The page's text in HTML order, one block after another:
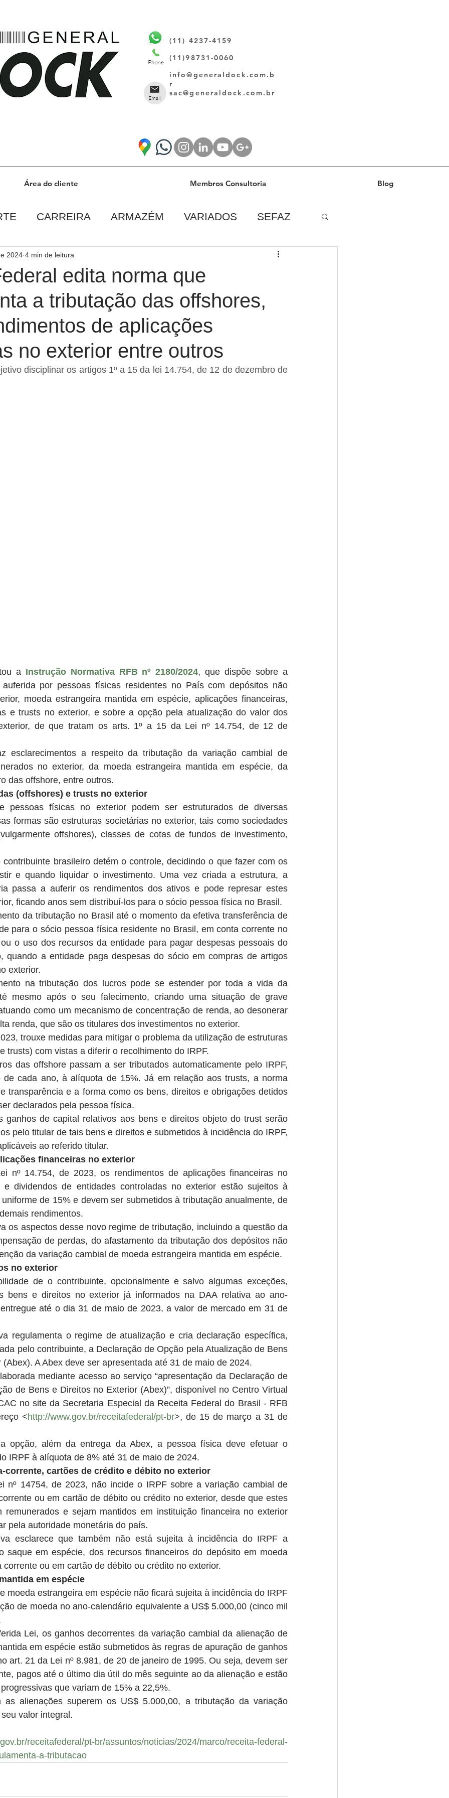
(11) 4237-4159
(11)98731-0060
info@generaldock.com.b
r
sac@generaldock.com.br
Área do cliente Membros Consultoria Blog
CARREIRA ARMAZÉM VARIADOS SEFAZ
edita norma que
a tributação das offshores,
de aplicações
no exterior entre outros
2024 4 min de leitura
disciplinar os artigos 1º a 15 da lei 14.754, de 12 de dezembro de
a Instrução Normativa RFB nº 2180/2024, que dispõe sobre a
por pessoas físicas residentes no País com depósitos não
moeda estrangeira mantida em espécie, aplicações financeiras,
e trusts no exterior, e sobre a opção pela atualização do valor dos
de que tratam os arts. 1º a 15 da Lei nº 14.754, de 12 de
esclarecimentos a respeito da tributação da variação cambial de
no exterior, da moeda estrangeira mantida em espécie, da
das offshore, entre outros.
(offshores) e trusts no exterior
pessoas físicas no exterior podem ser estruturados de diversas
formas são estruturas societárias no exterior, tais como sociedades
offshores), classes de cotas de fundos de investimento,
contribuinte brasileiro detém o controle, decidindo o que fazer com os
e quando liquidar o investimento. Uma vez criada a estrutura, a
passa a auferir os rendimentos dos ativos e pode represar estes
ficando anos sem distribuí-los para o sócio pessoa física no Brasil.
da tributação no Brasil até o momento da efetiva transferência de
para o sócio pessoa física residente no Brasil, em conta corrente no
o uso dos recursos da entidade para pagar despesas pessoais do
quando a entidade paga despesas do sócio em compras de artigos
exterior.
na tributação dos lucros pode se estender por toda a vida da
mesmo após o seu falecimento, criando uma situação de grave
como um mecanismo de concentração de renda, ao desonerar
renda, que são os titulares dos investimentos no exterior.
trouxe medidas para mitigar o problema da utilização de estruturas
trusts) com vistas a diferir o recolhimento do IRPF.
das offshore passam a ser tributados automaticamente pelo IRPF,
de cada ano, à alíquota de 15%. Já em relação aos trusts, a norma
transparência e a forma como os bens, direitos e obrigações detidos
declarados pela pessoa física.
ganhos de capital relativos aos bens e direitos objeto do trust serão
pelo titular de tais bens e direitos e submetidos à incidência do IRPF,
ao referido titular.
financeiras no exterior
nº 14.754, de 2023, os rendimentos de aplicações financeiras no
dividendos de entidades controladas no exterior estão sujeitos à
de 15% e devem ser submetidos à tributação anualmente, de
rendimentos.
os aspectos desse novo regime de tributação, incluindo a questão da
de perdas, do afastamento da tributação dos depósitos não
da variação cambial de moeda estrangeira mantida em espécie.
no exterior
de o contribuinte, opcionalmente e salvo algumas exceções,
bens e direitos no exterior já informados na DAA relativa ao ano-
até o dia 31 de maio de 2023, a valor de mercado em 31 de
regulamenta o regime de atualização e cria declaração específica,
pelo contribuinte, a Declaração de Opção pela Atualização de Bens
A Abex deve ser apresentada até 31 de maio de 2024.
mediante acesso ao serviço “apresentação da Declaração de
de Bens e Direitos no Exterior (Abex)”, disponível no Centro Virtual
no site da Secretaria Especial da Receita Federal do Brasil - RFB
<http://www.gov.br/receitafederal/pt-br>, de 15 de março a 31 de
opção, além da entrega da Abex, a pessoa física deve efetuar o
IRPF à alíquota de 8% até 31 de maio de 2024.
corrente, cartões de crédito e débito no exterior
nº 14754, de 2023, não incide o IRPF sobre a variação cambial de
ou em cartão de débito ou crédito no exterior, desde que estes
remunerados e sejam mantidos em instituição financeira no exterior
pela autoridade monetária do país.
esclarece que também não está sujeita à incidência do IRPF a
saque em espécie, dos recursos financeiros do depósito em moeda
corrente ou em cartão de débito ou crédito no exterior.
em espécie
moeda estrangeira em espécie não ficará sujeita à incidência do IRPF
de moeda no ano-calendário equivalente a US$ 5.000,00 (cinco mil
Lei, os ganhos decorrentes da variação cambial da alienação de
em espécie estão submetidos às regras de apuração de ganhos
art. 21 da Lei nº 8.981, de 20 de janeiro de 1995. Ou seja, devem ser
pagos até o último dia útil do mês seguinte ao da alienação e estão
que variam de 15% a 22,5%.
alienações superem os US$ 5.000,00, a tributação da variação
valor integral.
receitafederal/pt-br/assuntos/noticias/2024/marco/receita-federal-
a-tributacao